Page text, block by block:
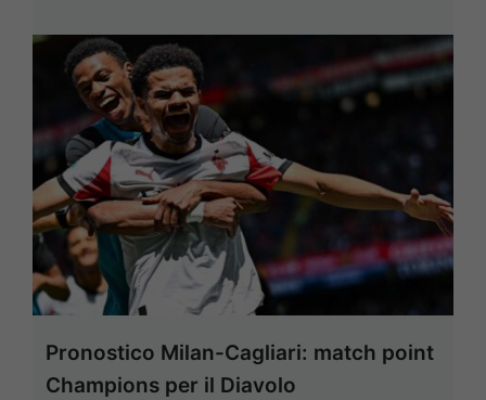
Pronostico Milan-Cagliari: match point
Champions per il Diavolo